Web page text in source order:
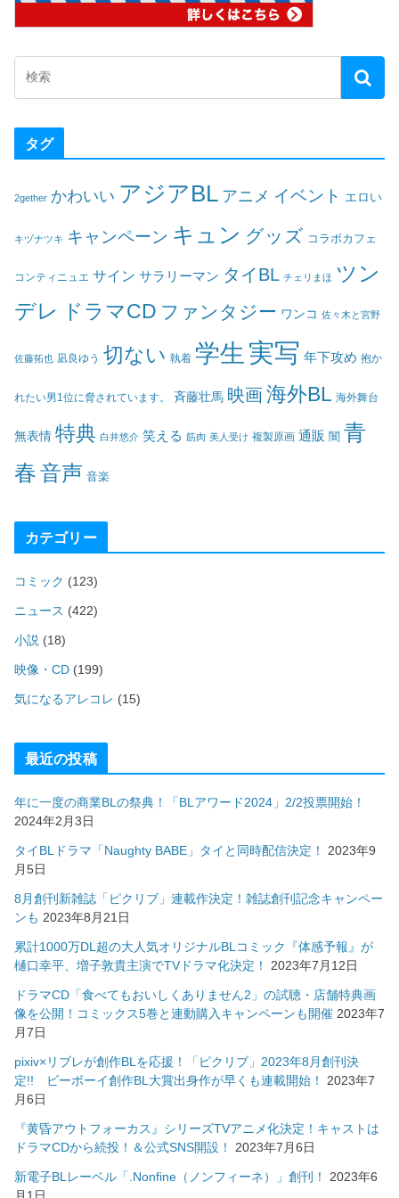
タグ
2gether かわいい アジアBL アニメ イベント エロい
キヅナツキ キャンペーン キュン グッズ コラボカフェ
コンティニュエ サイン サラリーマン タイBL チェリまほ ツン
デレ ドラマCD ファンタジー ワンコ 佐々木と宮野
佐藤拓也 凪良ゆう 切ない 執着 学生 実写 年下攻め 抱か
れたい男1位に脅されています。 斉藤壮馬 映画海外BL 海外舞台
無表情 特典 白井悠介 笑える 筋肉 美人受け 複製原画 通販 闇 青
春音声 音楽
カテゴリー
コミック (123)
ニュース (422)
小説 (18)
映像・CD (199)
気になるアレコレ (15)
最近の投稿
年に一度の商業BLの祭典！「BLアワード2024」2/2投票開始！
2024年2月3日
タイBLドラマ「Naughty BABE」タイと同時配信決定！
2023年9
月5日
8月創刊新雑誌「ピクリブ」連載作決定！雑誌創刊記念キャンペー
ンも 2023年8月21日
累計1000万DL超の大人気オリジナルBLコミック『体感予報』が
樋口幸平、増子敦貴主演でTVドラマ化決定！
2023年7月12日
ドラマCD「食べてもおいしくありません2」の試聴・店舗特典画
像を公開！コミックス5巻と連動購入キャンペーンも開催 2023年7
月7日
pixiv×リブレが創作BLを応援！「ピクリブ」2023年8月創刊決
定!! ビーボーイ創作BL大賞出身作が早くも連載開始！
2023年7
月6日
『黄昏アウトフォーカス』シリーズTVアニメ化決定！キャストは
ドラマCDから続投！＆公式SNS開設！
2023年7月6日
新電子BLレーベル「.Nonfine（ノンフィーネ）」創刊！
2023年6